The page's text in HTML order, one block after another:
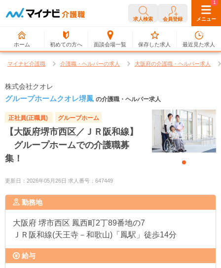
求人検索 会員登録 メニュー
ホーム 初めての方へ 面談会場一覧
0
保存した求人
1
最近見た求人
マイナビ介護職 介護職・ヘルパーの求人 大阪府の介護職・ヘルパー求人
株式会社クオレ
グループホームクオレ堺鳳 の介護職・ヘルパー求人
正社員(正職員) グループホーム
【大阪府堺市西区／ＪＲ阪和線】
グループホームでの介護職募
集！
更新日：2026年05月26日 求人番号：647449
勤務地
大阪府 堺市西区 鳳西町2丁89番地の7
ＪＲ阪和線(天王寺－和歌山)「鳳駅」徒歩14分
給与